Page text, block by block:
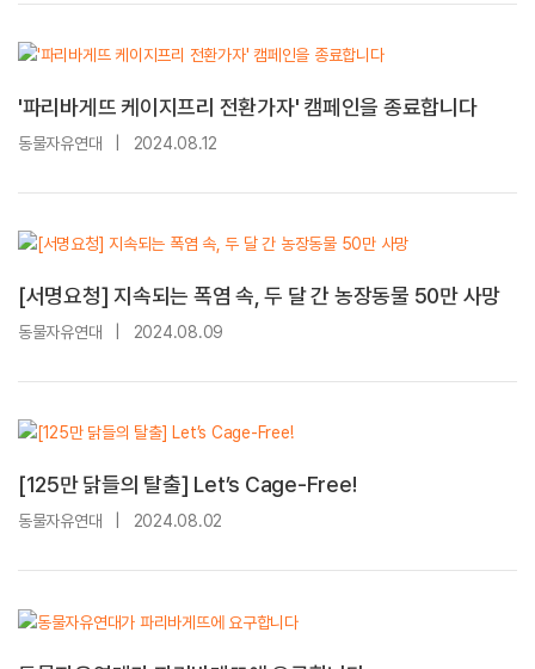
'파리바게뜨 케이지프리 전환가자' 캠페인을 종료합니다
동물자유연대 2024.08.12
[서명요청] 지속되는 폭염 속, 두 달 간 농장동물 50만 사망
동물자유연대 2024.08.09
[125만 닭들의 탈출] Let’s Cage-Free!
동물자유연대 2024.08.02